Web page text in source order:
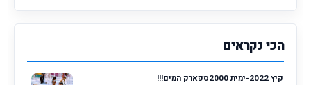
הכי נקראים
קיץ 2022-ימית 2000ספארק המים!!!